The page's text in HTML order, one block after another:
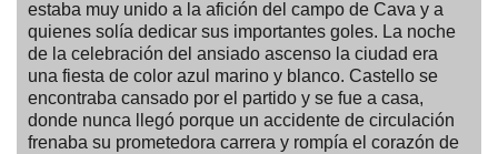
estaba muy unido a la afición del campo de Cava y a
quienes solía dedicar sus importantes goles. La noche
de la celebración del ansiado ascenso la ciudad era
una fiesta de color azul marino y blanco. Castello se
encontraba cansado por el partido y se fue a casa,
donde nunca llegó porque un accidente de circulación
frenaba su prometedora carrera y rompía el corazón de